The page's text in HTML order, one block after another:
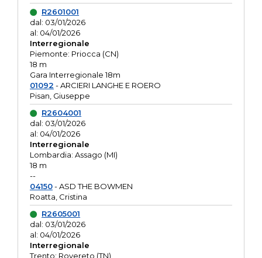
R2601001
dal: 03/01/2026
al: 04/01/2026
Interregionale
Piemonte: Priocca (CN)
18 m
Gara Interregionale 18m
01092 - ARCIERI LANGHE E ROERO
Pisan, Giuseppe
R2604001
dal: 03/01/2026
al: 04/01/2026
Interregionale
Lombardia: Assago (MI)
18 m
--
04150- ASD THE BOWMEN
Roatta, Cristina
R2605001
dal: 03/01/2026
al: 04/01/2026
Interregionale
Trento: Rovereto (TN)